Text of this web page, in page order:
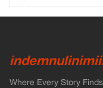
Where Every Story